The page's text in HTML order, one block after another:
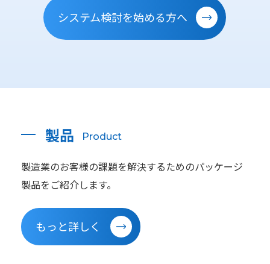
システム検討を始める方へ
製品 Product
製造業のお客様の課題を解決するためのパッケージ
製品をご紹介します。
もっと詳しく